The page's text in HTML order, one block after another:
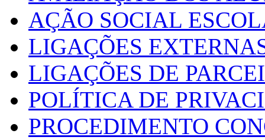
AÇÃO SOCIAL
LIGAÇÕES
LIGAÇÕES DE
POLÍTICA DE
PROCEDIMENTO